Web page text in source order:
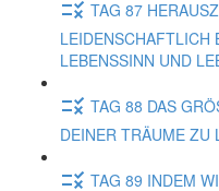
TAG 87
LEIDENSCHAFTLICH
LEBENSSINN UND
TAG 88 DAS
DEINER TRÄUME ZU
TAG 89 INDEM